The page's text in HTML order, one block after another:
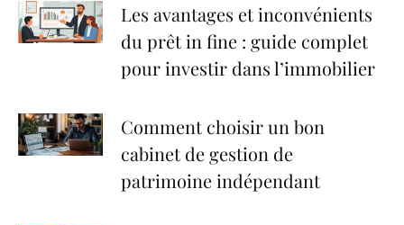
Les avantages et inconvénients
du prêt in fine : guide complet
pour investir dans l’immobilier
Comment choisir un bon
cabinet de gestion de
patrimoine indépendant